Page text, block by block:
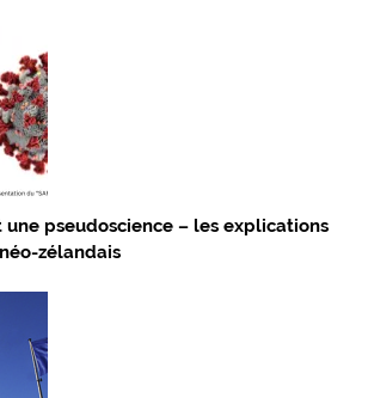
pseudoscience – les explications
zélandais